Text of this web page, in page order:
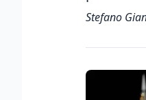
Stefano